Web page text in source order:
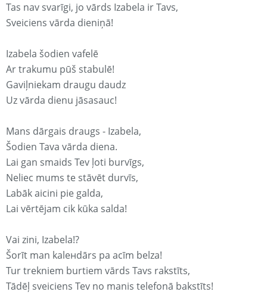
Tas nav svarīgi, jo vārds Izabela ir Tavs,
Sveiciens vārda dieniņā!
Izabela šodien vafelē
Ar trakumu pūš stabulē!
Gaviļniekam draugu daudz
Uz vārda dienu jāsasauc!
Mans dārgais draugs - Izabela,
Šodien Tava vārda diena.
Lai gan smaids Tev ļoti burvīgs,
Neliec mums te stāvēt durvīs,
Labāk aicini pie galda,
Lai vērtējam cik kūka salda!
Vai zini, Izabela!?
Šorīt man kaleнdārs pa acīm belza!
Tur trekniem burtiem vārds Tavs rakstīts,
Tādēļ sveiciens Tev no manis telefonā bakstīts!